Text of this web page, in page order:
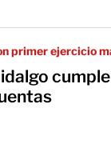
primer ejercicio